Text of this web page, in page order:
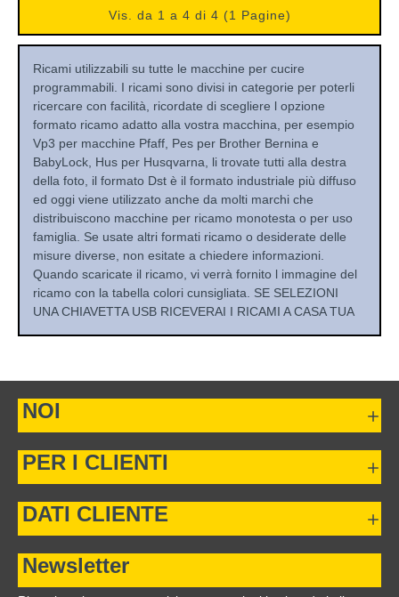
Ricami utilizzabili su tutte le macchine per cucire
programmabili. I ricami sono divisi in categorie per poterli
ricercare con facilità, ricordate di scegliere l opzione
formato ricamo adatto alla vostra macchina, per esempio
Vp3 per macchine Pfaff, Pes per Brother Bernina e
BabyLock, Hus per Husqvarna, li trovate tutti alla destra
della foto, il formato Dst è il formato industriale più diffuso
ed oggi viene utilizzato anche da molti marchi che
distribuiscono macchine per ricamo monotesta o per uso
famiglia. Se usate altri formati ricamo o desiderate delle
misure diverse, non esitate a chiedere informazioni.
Quando scaricate il ricamo, vi verrà fornito l immagine del
ricamo con la tabella colori cunsigliata. SE SELEZIONI
UNA CHIAVETTA USB RICEVERAI I RICAMI A CASA TUA
Vis. da 1 a 4 di 4 (1 Pagine)
NOI
PER I CLIENTI
DATI CLIENTE
Newsletter